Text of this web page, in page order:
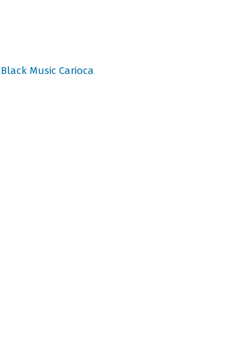
Music Carioca